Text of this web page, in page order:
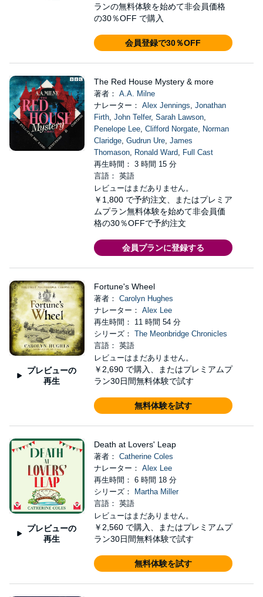
ランの無料体験を始めて非会員価格
の30％OFF で購入
会員登録で30％OFF
The Red House Mystery & more
著者： A.A. Milne
ナレーター： Alex Jennings, Jonathan
Firth, John Telfer, Sarah Lawson,
Penelope Lee, Clifford Norgate, Norman
Claridge, Gudrun Ure, James
Thomason, Ronald Ward, Full Cast
再生時間： 3 時間 15 分
言語： 英語
レビューはまだありません。
￥1,800 で予約注文、またはプレミア
ムプラン無料体験を始めて非会員価
格の30％OFFで予約注文
会員プランに登録する
プレビューの
再生
Fortune's Wheel
著者： Carolyn Hughes
ナレーター： Alex Lee
再生時間： 11 時間 54 分
シリーズ： The Meonbridge Chronicles
言語： 英語
レビューはまだありません。
￥2,690 で購入、またはプレミアムプ
ラン30日間無料体験で試す
無料体験を試す
プレビューの
再生
Death at Lovers' Leap
著者： Catherine Coles
ナレーター： Alex Lee
再生時間： 6 時間 18 分
シリーズ：
Martha Miller
言語： 英語
レビューはまだありません。
￥2,560 で購入、またはプレミアムプ
ラン30日間無料体験で試す
無料体験を試す